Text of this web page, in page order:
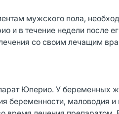
мужского пола,
и в течение недели после
со своим лечащим
Юперио. У беременных
беременности, маловодия